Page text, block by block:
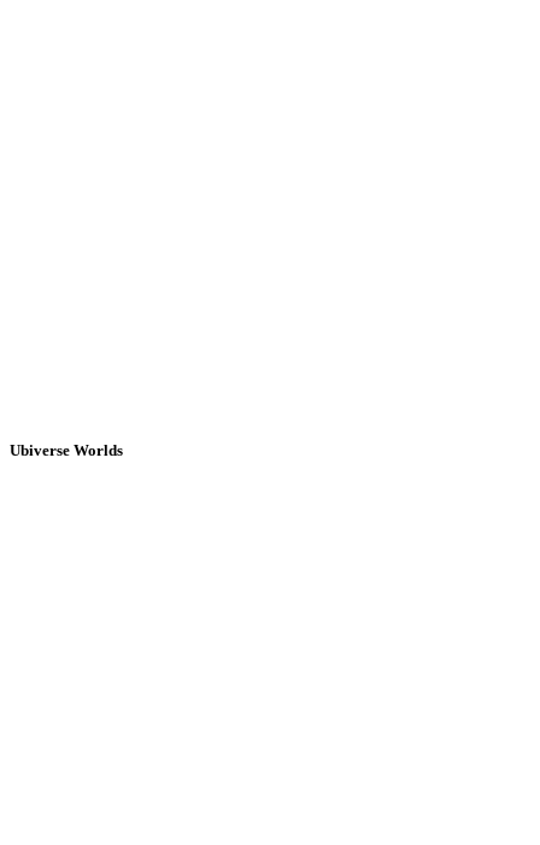
Ubiverse Worlds